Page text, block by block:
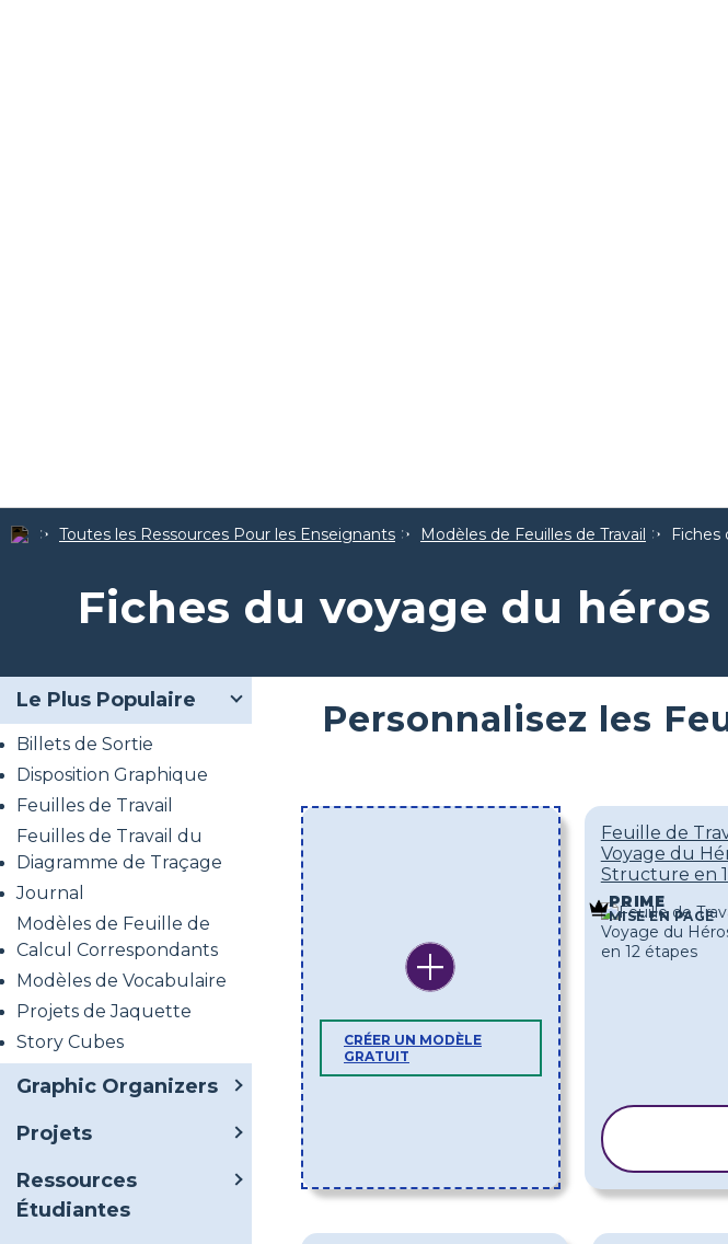
Toutes les Ressources Pour les Enseignants Modèles de Feuilles de Travail Fiches
Fiches du voyage du héros
Le Plus Populaire
Billets de Sortie
Disposition Graphique
Feuilles de Travail
Feuilles de Travail du
Diagramme de Traçage
Journal
Modèles de Feuille de
Calcul Correspondants
Modèles de Vocabulaire
Projets de Jaquette
Story Cubes
Graphic Organizers
Projets
Ressources
Étudiantes
Personnalisez les
CRÉER UN MODÈLE
GRATUIT
Feuille de
Voyage du
Structure en
PRIME
MISE EN PAGE